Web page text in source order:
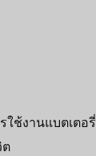
ใช้งานแบตเตอรี่